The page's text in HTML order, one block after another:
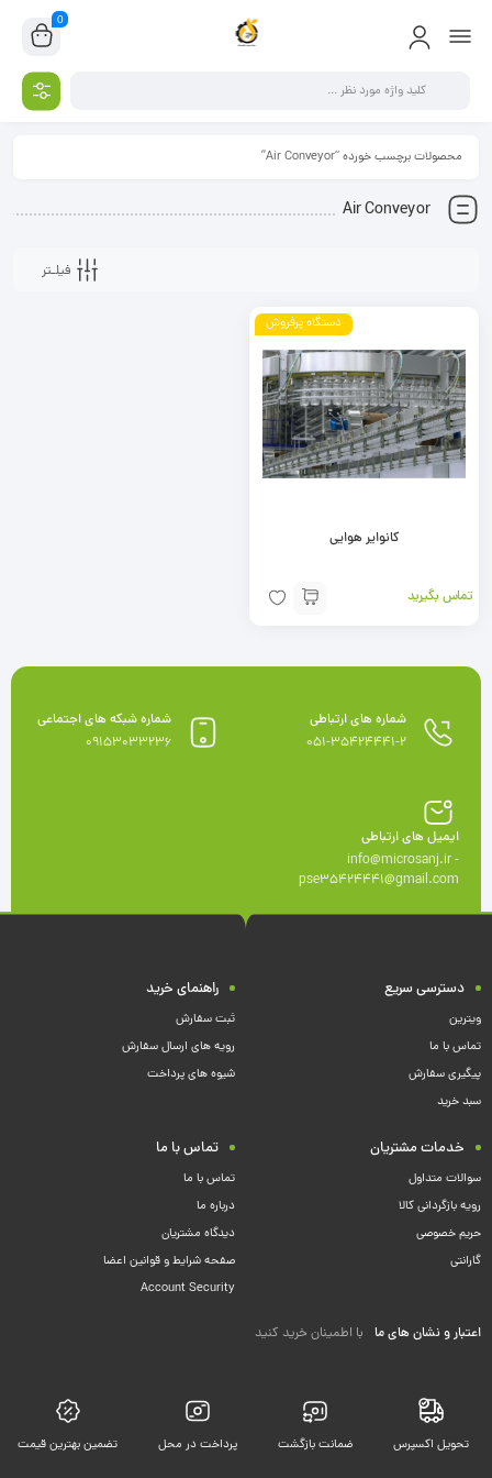
0
محصولات برچسب خورده “Air Conveyor”
Air Conveyor
فیلـتر
دستگاه پرفروش
کانوایر هوایی
تماس بگیرید
شماره های ارتباطی
051-35424441-2
شماره شبکه های اجتماعی
09153033236
ایمیل های ارتباطی
info@microsanj.ir -
pse35424441@gmail.com
دسترسی سریع
ویترین
تماس با ما
پیگیری سفارش
سبد خرید
راهنمای خرید
ثبت سفارش
رویه های ارسال سفارش
شیوه های پرداخت
خدمات مشتریان
سوالات متداول
رویه بازگردانی کالا
حریم خصوصی
گارانتی
تماس با ما
تماس با ما
درباره ما
دیدگاه مشتریان
صفحه شرایط و قوانین اعضا
Account Security
اعتبار و نشان های ما با اطمینان خرید کنید
تحویل اکسپرس ضمانت بازگشت پرداخت در محل تضمین بهترین قیمت